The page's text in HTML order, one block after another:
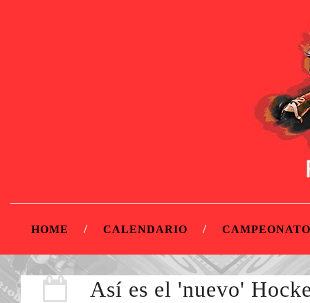
HOME CALENDARIO
Así es el 'nuevo'